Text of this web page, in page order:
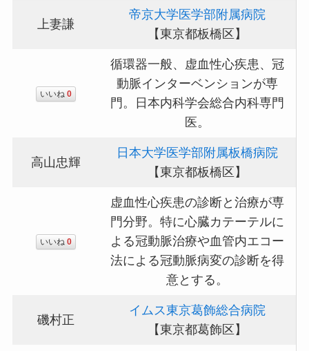
上妻謙
帝京大学医学部附属病院
【東京都板橋区】
いいね 0
循環器一般、虚血性心疾患、冠
動脈インターベンションが専
門。日本内科学会総合内科専門
医。
高山忠輝
日本大学医学部附属板橋病院
【東京都板橋区】
いいね 0
虚血性心疾患の診断と治療が専
門分野。特に心臓カテーテルに
よる冠動脈治療や血管内エコー
法による冠動脈病変の診断を得
意とする。
磯村正
イムス東京葛飾総合病院
【東京都葛飾区】